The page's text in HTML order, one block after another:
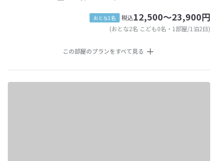
おとな1名 税込12,500～23,900円
(おとな2名 こども0名・1部屋/1泊2日)
この部屋のプランをすべて見る